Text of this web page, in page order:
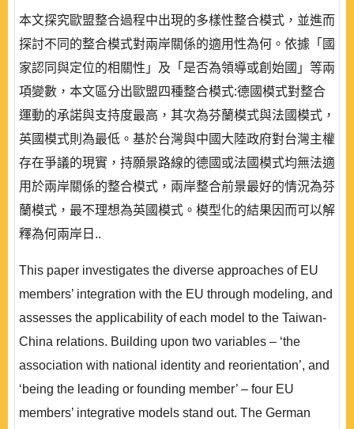
本文探究歐盟整合過程中出現的多樣性整合模式，並進而
探討不同的整合模式對兩岸關係的適用性為何。依據「國
家認同與定位的相關性」及「是否為領導或創始國」等兩
項變數，本文區分出歐盟四種整合模式:德國模式對整合
運動的承諾與支持度最高，其次為芬蘭模式與法國模式，
英國模式則為最低。基於台灣與中國大陸政府對台灣主權
存在爭議的現實，持願景路線的德國或法國模式均無法適
用於兩岸關係的整合模式，兩岸整合前景最好的情況為芬
蘭模式，最不理想為英國模式。模型化的結果因而可以解
釋為何兩岸日..
This paper investigates the diverse approaches of EU
members’ integration with the EU through modeling, and
assesses the applicability of each model to the Taiwan-
China relations. Building upon two variables – ‘the
association with national identity and reorientation’, and
‘being the leading or founding member’ – four EU
members’ integrative models stand out. The German